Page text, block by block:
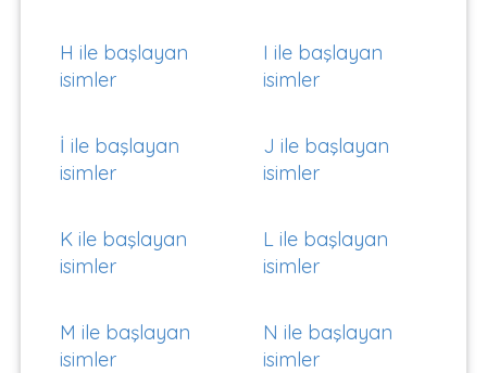
H ile başlayan
isimler
I ile başlayan
isimler
İ ile başlayan
isimler
J ile başlayan
isimler
K ile başlayan
isimler
L ile başlayan
isimler
M ile başlayan
isimler
N ile başlayan
isimler